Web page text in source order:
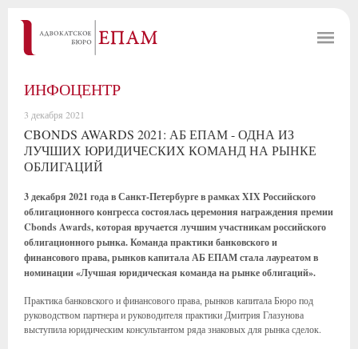
ИНФОЦЕНТР
3 декабря 2021
CBONDS AWARDS 2021: АБ ЕПАМ - ОДНА ИЗ
ЛУЧШИХ ЮРИДИЧЕСКИХ КОМАНД НА РЫНКЕ
ОБЛИГАЦИЙ
3 декабря 2021 года в Санкт-Петербурге в рамках XIX Российского
облигационного конгресса состоялась церемония награждения премии
Cbonds Awards, которая вручается лучшим участникам российского
облигационного рынка. Команда практики банковского и
финансового права, рынков капитала АБ ЕПАМ стала лауреатом в
номинации «Лучшая юридическая команда на рынке облигаций».
Практика банковского и финансового права, рынков капитала Бюро под
руководством партнера и руководителя практики Дмитрия Глазунова
выступила юридическим консультантом ряда знаковых для рынка сделок.